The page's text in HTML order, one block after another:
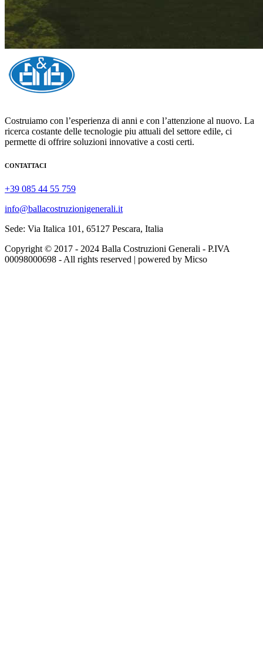
Costruiamo con l’esperienza di anni e con l’attenzione al nuovo. La
ricerca costante delle tecnologie piu attuali del settore edile, ci
permette di offrire soluzioni innovative a costi certi.
CONTATTACI
+39 085 44 55 759
info@ballacostruzionigenerali.it
Sede: Via Italica 101, 65127 Pescara, Italia
Copyright © 2017 - 2024 Balla Costruzioni Generali - P.IVA
00098000698 - All rights reserved | powered by Micso